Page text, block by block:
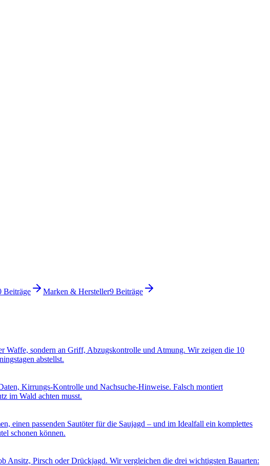
Beiträge Marken & Hersteller9 Beiträge
Waffe, sondern an Griff, Abzugskontrolle und Atmung. Wir zeigen die 10
abstellst.
Kirrungs-Kontrolle und Nachsuche-Hinweise. Falsch montiert
im Wald achten musst.
einen passenden Sautöter für die Saujagd – und im Idealfall ein komplettes
schonen können.
Ansitz, Pirsch oder Drückjagd. Wir vergleichen die drei wichtigsten Bauarten: